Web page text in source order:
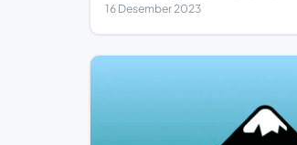
16 Desember 2023